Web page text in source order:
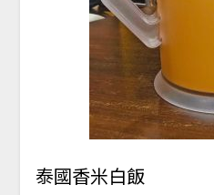
泰國香米白飯